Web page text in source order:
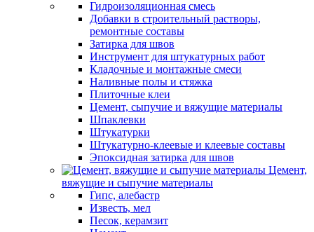
Гидроизоляционная смесь
Добавки в строительный растворы,
ремонтные составы
Затирка для швов
Инструмент для штукатурных работ
Кладочные и монтажные смеси
Наливные полы и стяжка
Плиточные клеи
Цемент, сыпучие и вяжущие материалы
Шпаклевки
Штукатурки
Штукатурно-клеевые и клеевые составы
Эпоксидная затирка для швов
Цемент,
вяжущие и сыпучие материалы
Гипс, алебастр
Известь, мел
Песок, керамзит